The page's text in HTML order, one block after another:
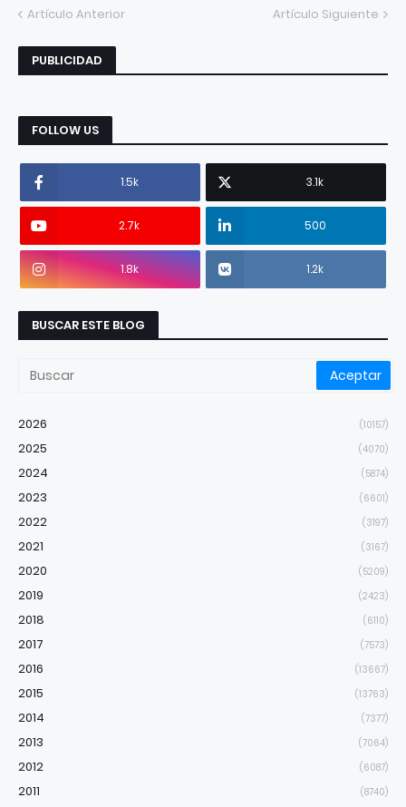
Artículo Anterior Artículo Siguiente
PUBLICIDAD
FOLLOW US
1.5k 3.1k
2.7k 500
1.8k 1.2k
BUSCAR ESTE BLOG
2026 (10157)
2025 (4070)
2024 (5874)
2023 (6601)
2022 (3197)
2021 (3167)
2020 (5209)
2019 (2423)
2018 (6110)
2017 (7573)
2016 (13667)
2015 (13763)
2014 (7377)
2013 (7064)
2012 (6087)
2011 (8740)